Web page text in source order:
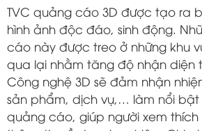
TVC quảng cáo 3D được tạo ra
hình ảnh độc đáo, sinh động.
cáo này được treo ở những khu
qua lại nhằm tăng độ nhận diện
Công nghệ 3D sẽ đảm nhận
sản phẩm, dịch vụ,… làm nổi
quảng cáo, giúp người xem thích